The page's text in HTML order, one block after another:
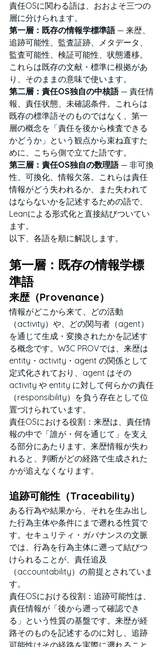
責任OSに関わる語は、おおよそ三つの
層に分けられます。
第一層：既存の情報学標準語 — 来歴、
追跡可能性、監査証跡、メタデータ、
監査可能性、検証可能性、状態遷移。
これらは既存の文献・標準に根拠があ
り、そのままの意味で使います。
第二層：責任OS独自の中核語 — 責任情
報、責任状態、未確認条件。これらは
既存の標準語そのものではなく、第一
層の概念を「責任を後から検査できる
かどうか」という観点から束ね直すた
めに、こちら側で立てた語です。
第三層：責任OS独自の数理語 — 非可換
性、可換化、情報欠落。これらは責任
情報がどう失われるか、また失われて
はならないかを記述するための語で、
Leanによる形式化と直接結びついてい
ます。
以下、各語を順に解説します。
第一層：既存の情報学標
準語
来歴（Provenance）
情報がどこから来て、どの活動
（activity）や、どの関与者（agent）
を通じて生成・変換されたかを記述す
る概念です。W3C PROVでは、来歴は
entity・activity・agent の関係として
定式化されており、agent はその
activity や entity に対して何らかの責任
（responsibility）を負う存在として位
置づけられています。
責任OSにおける役割：来歴は、責任情
報の中で「誰が・何を通じて」を支え
る部分にあたります。来歴情報が失わ
れると、判断がどの経路で生成された
かが追えなくなります。
追跡可能性（Traceability）
ある行為や結果から、それを生み出し
た行為主体や条件にまで遡れる性質で
す。セキュリティ・ガバナンスの文脈
では、行為を行為主体に遡って結びつ
けられることが、責任追及
（accountability）の前提とされていま
す。
責任OSにおける役割：追跡可能性は、
責任情報が「後から遡って確認でき
る」という性質の基盤です。来歴が経
路そのものを記述するのに対し、追跡
可能性はその経路を実際に遡れること